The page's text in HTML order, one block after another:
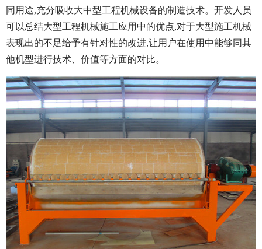
同用途,充分吸收大中型工程机械设备的制造技术。开发人员
可以总结大型工程机械施工应用中的优点,对于大型施工机械
表现出的不足给予有针对性的改进,让用户在使用中能够同其
他机型进行技术、价值等方面的对比。